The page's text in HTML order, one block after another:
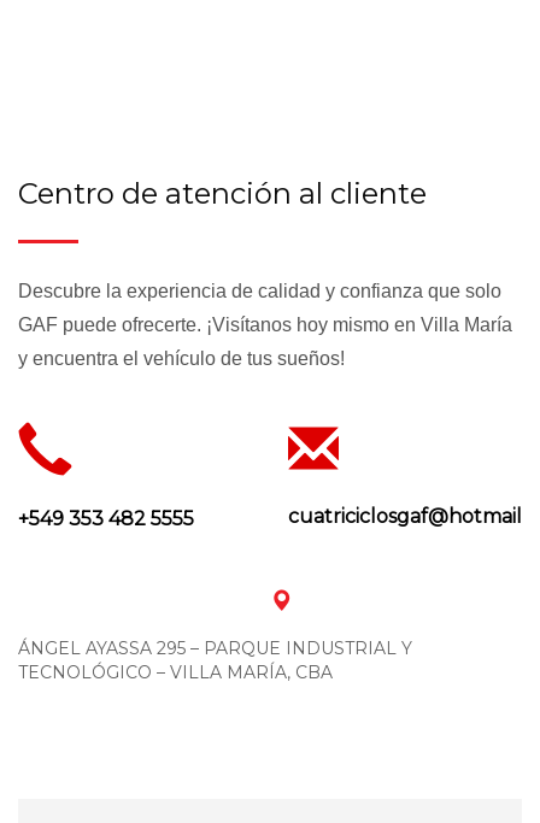
Centro de atención al cliente
Descubre la experiencia de calidad y confianza que solo
GAF puede ofrecerte. ¡Visítanos hoy mismo en Villa María
y encuentra el vehículo de tus sueños!
+549 353 482 5555
ÁNGEL AYASSA 295 – PARQUE INDUSTRIAL Y
TECNOLÓGICO – VILLA MARÍA, CBA